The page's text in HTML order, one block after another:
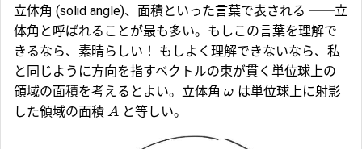
立体角 (solid angle)、面積といった言葉で表される ──立
体角と呼ばれることが最も多い。もしこの言葉を理解で
きるなら、素晴らしい！ もしよく理解できないなら、私
と同じように方向を指すベクトルの束が貫く単位球上の
領域の面積を考えるとよい。立体角 ω は単位球上に射影
した領域の面積 A と等しい。